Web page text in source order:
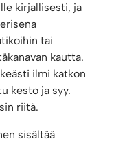
kirjallisesti, ja
tai
kautta.
ilmi katkon
kesto ja syy.
riitä.
sisältää